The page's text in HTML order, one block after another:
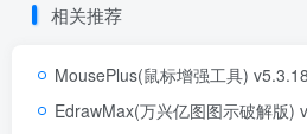
相关推荐
MousePlus(鼠标增强工具)
EdrawMax(万兴亿图图示破解版)